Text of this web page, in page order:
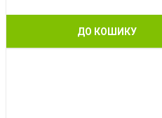
ДО КОШИКУ